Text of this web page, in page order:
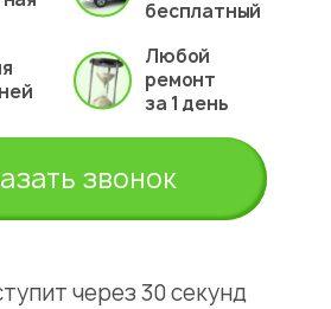
бесплатный
Любой
ремонт
за 1 день
звонок
через 30 секунд